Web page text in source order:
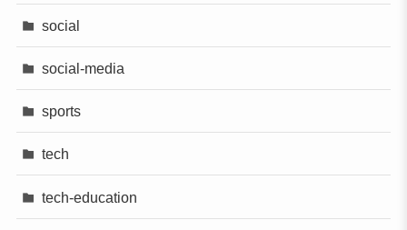
social
social-media
sports
tech
tech-education